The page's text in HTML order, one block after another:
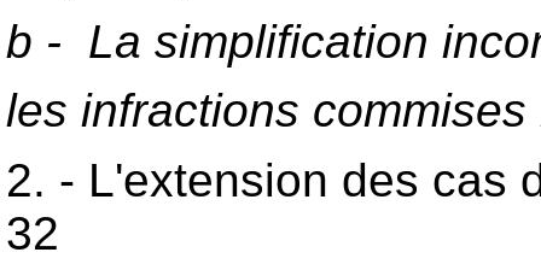
b - La simplification
les infractions
2. - L'extension des cas
32